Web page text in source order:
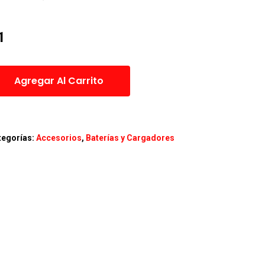
Agregar Al Carrito
Accesorios, Baterías y Cargadores